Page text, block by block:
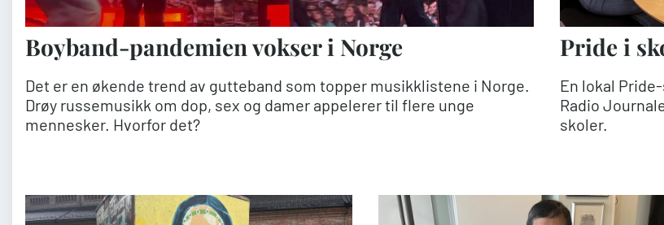
Boyband-pandemien vokser i Norge
Det er en økende trend av gutteband som topper musikklistene i Norge.
Drøy russemusikk om dop, sex og damer appelerer til flere unge
mennesker. Hvorfor det?
Pride i
En lokal
Radio
skoler.